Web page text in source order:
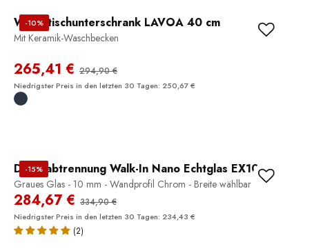
-10%
Waschtischunterschrank LAVOA 40 cm
Mit Keramik-Waschbecken
265,41 € 294,90 €
Niedrigster Preis in den letzten 30 Tagen: 250,67 €
-15%
Duschabtrennung Walk-In Nano Echtglas EX101
Graues Glas - 10 mm - Wandprofil Chrom - Breite wählbar
284,67 € 334,90 €
Niedrigster Preis in den letzten 30 Tagen: 234,43 €
(2)